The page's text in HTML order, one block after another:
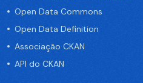
Open Data Commons
Open Data Definition
Associação CKAN
API do CKAN